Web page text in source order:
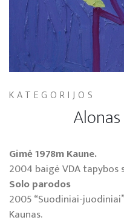
KATEGORIJOS
Gimė 1978m Kaune.
2004 baigė VDA tapybos
Solo parodos
2005 “Suodiniai-
Kaunas.